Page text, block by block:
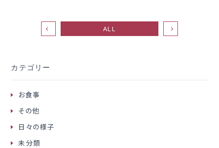
カテゴリー
お食事
その他
日々の様子
未分類
ALL